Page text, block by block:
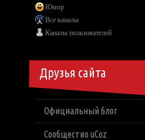
Юмор
Все каналы
Каналы пользователей
Друзья сайта
Официальный блог
Сообщество uCoz